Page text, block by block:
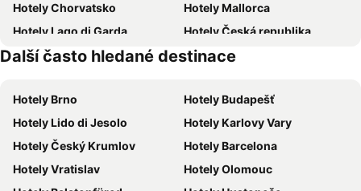
Hotely Chorvatsko
Hotely Mallorca
Hotely Lago di Garda
Hotely Česká republika
Hotely Šumava
Hotely Wolfgangsee
Další často hledané destinace
Hotely Brno
Hotely Budapešť
Hotely Lido di Jesolo
Hotely Karlovy Vary
Hotely Český Krumlov
Hotely Barcelona
Hotely Vratislav
Hotely Olomouc